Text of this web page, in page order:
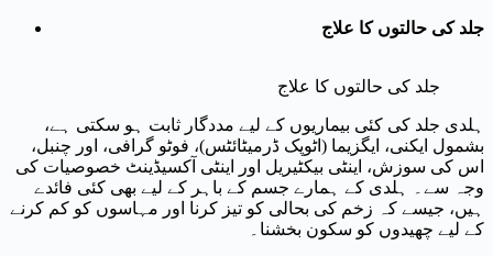
جلد کی حالتوں کا علاج
جلد کی حالتوں کا علاج
ہلدی جلد کی کئی بیماریوں کے لیے مددگار ثابت ہو سکتی ہے،
بشمول ایکنی، ایگزیما (اٹوپک ڈرمیٹائٹس)، فوٹو گرافی، اور چنبل،
اس کی سوزش، اینٹی بیکٹیریل اور اینٹی آکسیڈینٹ خصوصیات کی
وجہ سے۔ ہلدی کے ہمارے جسم کے باہر کے لیے بھی کئی فائدے
ہیں، جیسے کہ زخم کی بحالی کو تیز کرنا اور مہاسوں کو کم کرنے
کے لیے چھیدوں کو سکون بخشنا۔